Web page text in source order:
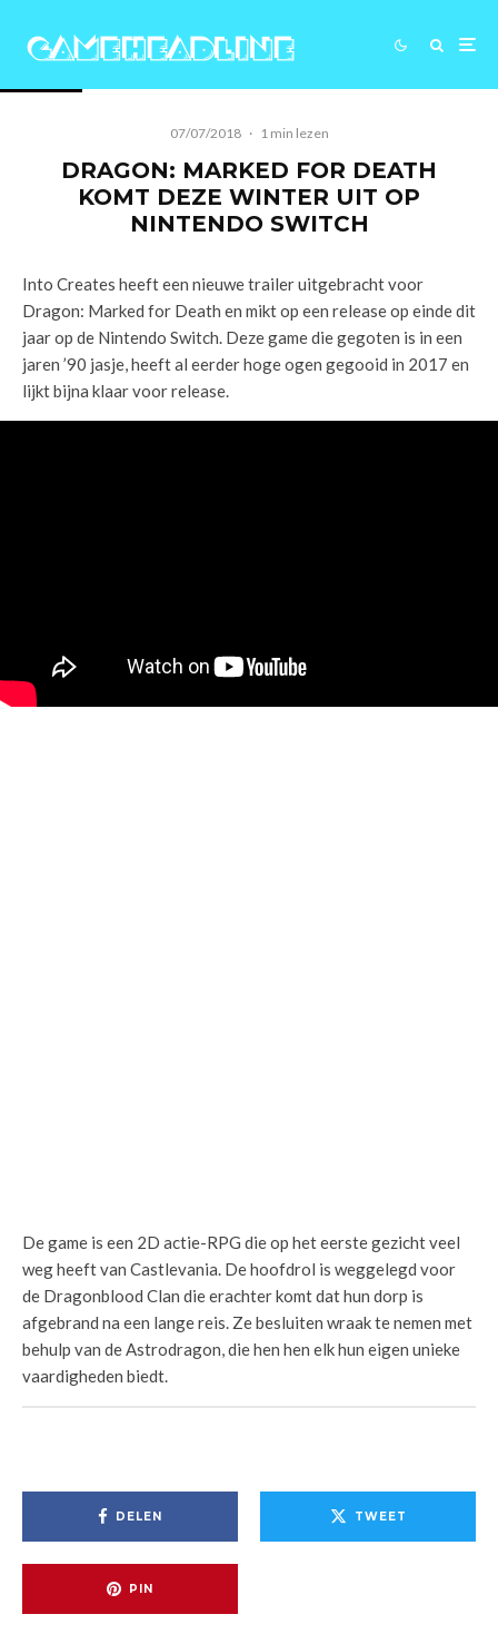
07/07/2018 · 1 min lezen
DRAGON: MARKED FOR DEATH
KOMT DEZE WINTER UIT OP
NINTENDO SWITCH
Into Creates heeft een nieuwe trailer uitgebracht voor
Dragon: Marked for Death en mikt op een release op einde dit
jaar op de Nintendo Switch. Deze game die gegoten is in een
jaren ’90 jasje, heeft al eerder hoge ogen gegooid in 2017 en
lijkt bijna klaar voor release.
De game is een 2D actie-RPG die op het eerste gezicht veel
weg heeft van Castlevania. De hoofdrol is weggelegd voor
de Dragonblood Clan die erachter komt dat hun dorp is
afgebrand na een lange reis. Ze besluiten wraak te nemen met
behulp van de Astrodragon, die hen hen elk hun eigen unieke
vaardigheden biedt.
DELEN TWEET
PIN